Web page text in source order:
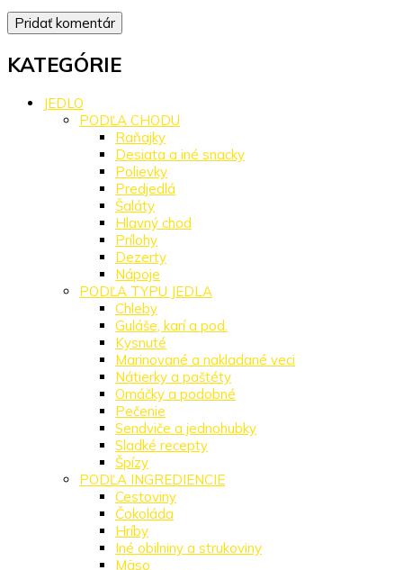
KATEGÓRIE
JEDLO
PODĽA CHODU
Raňajky
Desiata a iné snacky
Polievky
Predjedlá
Šaláty
Hlavný chod
Prílohy
Dezerty
Nápoje
PODĽA TYPU JEDLA
Chleby
Guláše, karí a pod.
Kysnuté
Marinované a nakladané veci
Nátierky a paštéty
Omáčky a podobné
Pečenie
Sendviče a jednohubky
Sladké recepty
Špízy
PODĽA INGREDIENCIE
Cestoviny
Čokoláda
Hríby
Iné obilniny a strukoviny
Mäso